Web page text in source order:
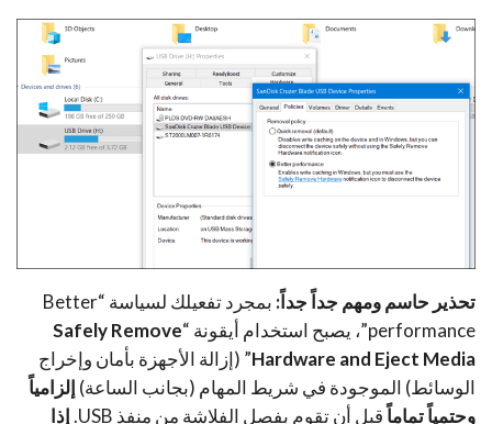
تحذير حاسم ومهم جداً جداً:
بمجرد تفعيلك لسياسة “Better
performance”، يصبح استخدام أيقونة “
Safely Remove
Hardware and Eject Media” (إزالة الأجهزة بأمان وإخراج
الوسائط) الموجودة في شريط المهام (بجانب الساعة) إلزامياً
وحتمياً تماماً قبل أن تقوم بفصل الفلاشة من منفذ USB.
إذا